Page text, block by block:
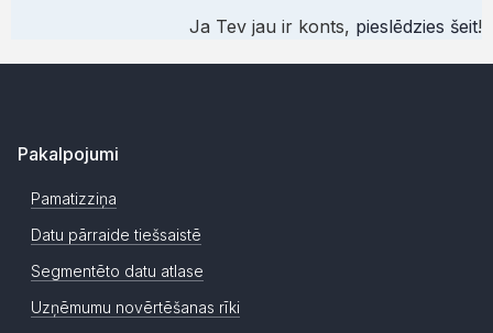
Ja Tev jau ir konts, pieslēdzies šeit!
Pakalpojumi
Pamatizziņa
Datu pārraide tiešsaistē
Segmentēto datu atlase
Uzņēmumu novērtēšanas rīki